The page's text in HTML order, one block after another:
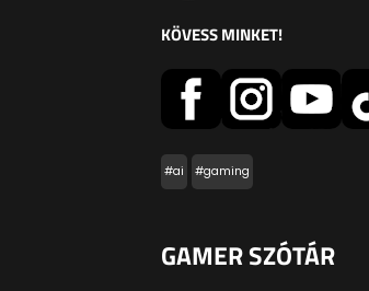
KÖVESS MINKET!
#ai #gaming
GAMER SZÓTÁR